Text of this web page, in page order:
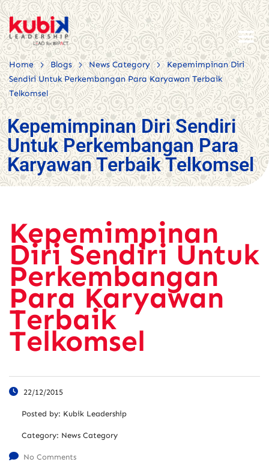
Home > Blogs > News Category >
Kepemimpinan Diri
Sendiri Untuk Perkembangan Para Karyawan Terbaik
Telkomsel
Kepemimpinan Diri Sendiri
Untuk Perkembangan Para
Karyawan Terbaik Telkomsel
Kepemimpinan
Diri Sendiri Untuk
Perkembangan
Para Karyawan
Terbaik
Telkomsel
22/12/2015
Posted by: Kubik Leadership
Category: News Category
No Comments